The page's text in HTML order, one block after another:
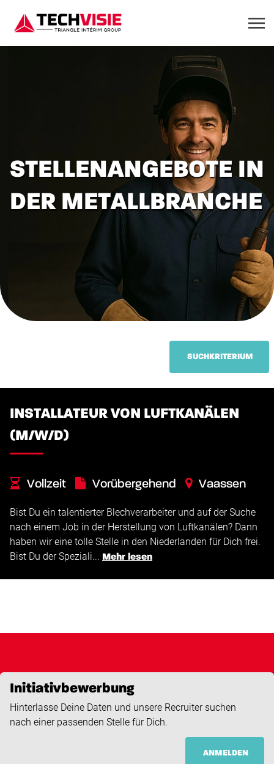
STELLENANGEBOTE IN
DER METALLBRANCHE
SUCHKRITERIUM
INSTALLATEUR VON LUFTKANÄLEN
(M/W/D)
Vollzeit Vorübergehend Vaassen
Bist Du ein talentierter Blechverarbeiter und auf der Suche
nach einem Job in der Herstellung von Luftkanälen? Dann
haben wir eine tolle Stelle in den Niederlanden für Dich frei.
Bist Du der Speziali... Mehr lesen
Initiativbewerbung
Hinterlasse Deine Daten und unsere Recruiter suchen
nach einer passenden Stelle für Dich.
ANMELDEN